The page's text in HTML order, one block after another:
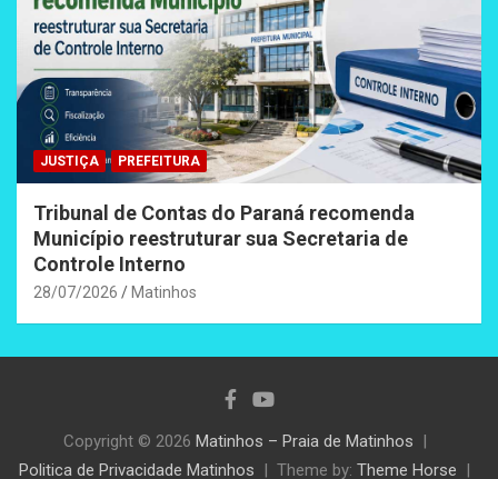
JUSTIÇA PREFEITURA
Tribunal de Contas do Paraná recomenda
Município reestruturar sua Secretaria de
Controle Interno
28/07/2026 Matinhos
Copyright © 2026 Matinhos – Praia de Matinhos
Politica de Privacidade Matinhos
Theme by: Theme Horse